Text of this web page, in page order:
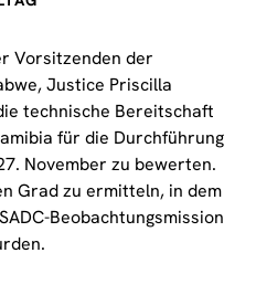
Vorsitzenden der
Justice Priscilla
technische Bereitschaft
für die Durchführung
November zu bewerten.
Grad zu ermitteln, in dem
Beobachtungsmission